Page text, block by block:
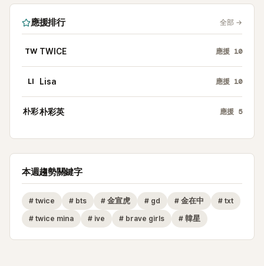
應援排行 全部 →
TW TWICE 應援 10
LI Lisa 應援 10
朴彩朴彩英 應援 5
本週趨勢關鍵字
# twice # bts # 金宣虎 # gd # 金在中 # txt
# twice mina # ive # brave girls # 韓星